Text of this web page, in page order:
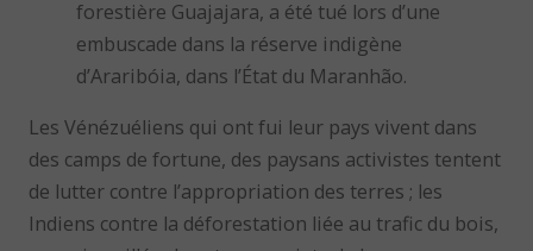
forestière Guajajara, a été tué lors d’une
embuscade dans la réserve indigène
d’Araribóia, dans l’État du Maranhão.
Les Vénézuéliens qui ont fui leur pays vivent dans
des camps de fortune, des paysans activistes tentent
de lutter contre l’appropriation des terres ; les
Indiens contre la déforestation liée au trafic du bois,